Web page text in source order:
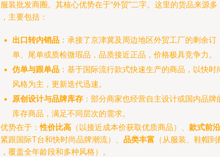
装批发商圈。其核心优势在于“外贸”二字。这里的货品来源多
主要包括：
出口转内销品 ：承接了京津冀及周边地区外贸工厂的剩余订
单、尾单或质检微瑕品，品质接近正品，价格极具竞争力。
仿单与跟单品 ：基于国际流行款式快速生产的商品，以快时
风格为主，更新迭代迅速。
原创设计与品牌库存 ：部分商家也经营自主设计或国内品牌
库存商品，满足不同层次的需求。
势在于：性价比高 （以接近成本价获取优质商品）、 款式前沿
跟国际T台和快时尚品牌潮流）、 品类丰富 （从服装、鞋帽到
覆盖全年龄段和多种风格）。